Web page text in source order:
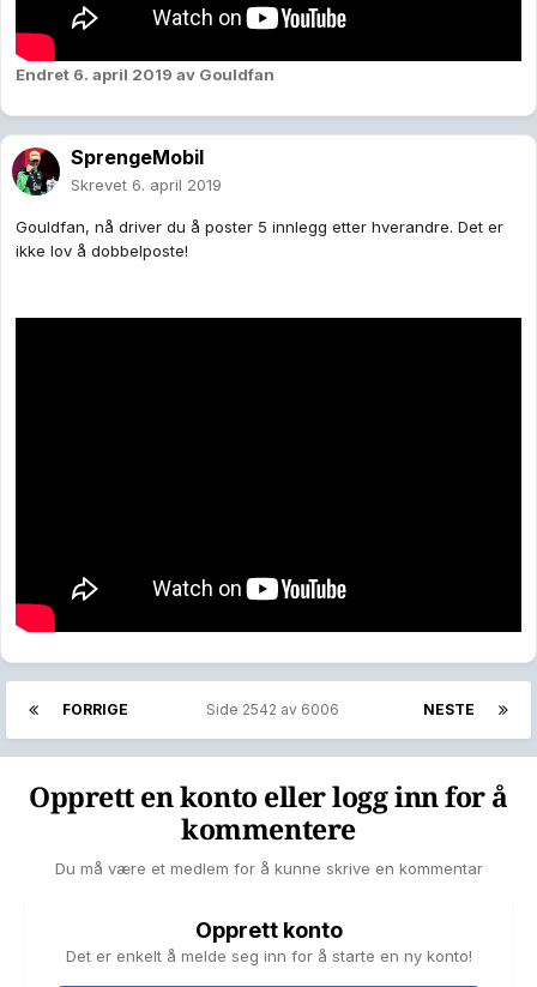
Endret 6. april 2019 av Gouldfan
SprengeMobil
Skrevet 6. april 2019
Gouldfan, nå driver du å poster 5 innlegg etter hverandre. Det er
ikke lov å dobbelposte!
FORRIGE NESTE
Side 2542 av 6006
Opprett en konto eller logg inn for å
kommentere
Du må være et medlem for å kunne skrive en kommentar
Opprett konto
Det er enkelt å melde seg inn for å starte en ny konto!